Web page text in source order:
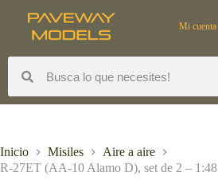
Mi cuenta
Inicio Misiles
Aire a aire
R-27ET (AA-10 Alamo D), set de 2 – 1:48